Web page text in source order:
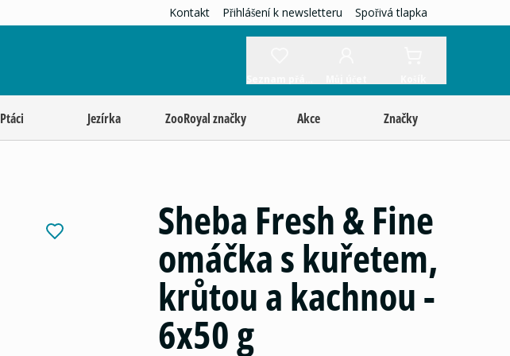
Kontakt Přihlášení k newsletteru Spořivá tlapka
Ptáci Jezírka ZooRoyal značky Akce Značky
Sheba Fresh & Fine
omáčka s kuřetem,
krůtou a kachnou -
6x50 g